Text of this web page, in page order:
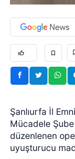
Şanlıurfa İl
Mücadele
düzenlenen
uyuşturucu